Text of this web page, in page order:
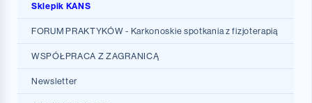
Sklepik KANS
FORUM PRAKTYKÓW - Karkonoskie spotkania z fizjoterapią
WSPÓŁPRACA Z ZAGRANICĄ
Program Erasmus+ ogólne informacje
Newsletter